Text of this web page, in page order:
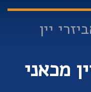
יין
מכאני